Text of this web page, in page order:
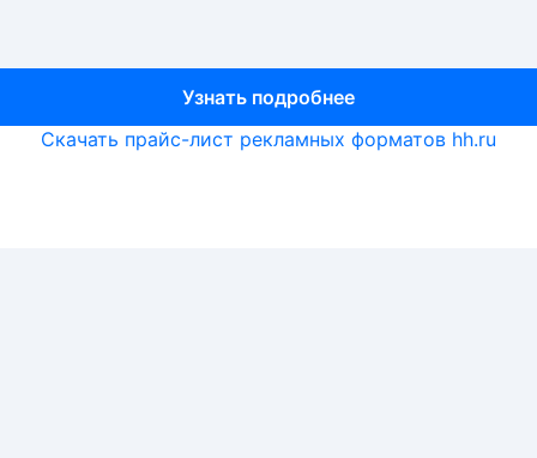
Узнать подробнее
Узнать подробнее
Скачать прайс-лист рекламных форматов hh.ru